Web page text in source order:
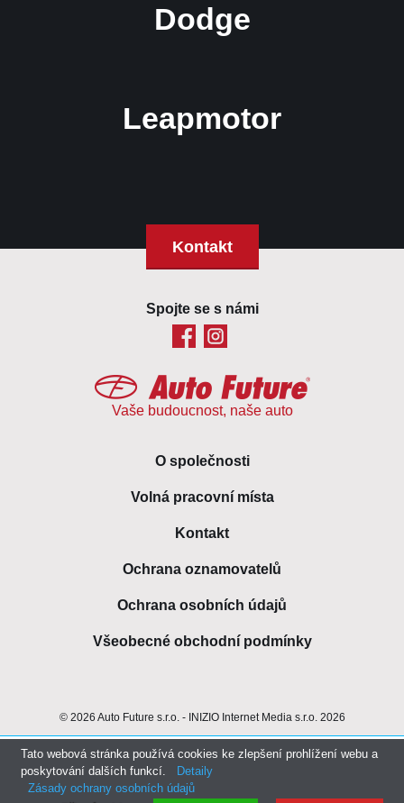
Tento web používá k poskytování služeb, personalizaci reklam a
analýze návštěvnosti soubory cookie. Používáním tohoto webu s
tím souhlasíte.
Další informace V pořádku
Dodge
Leapmotor
Kontakt
Spojte se s námi
Vaše budoucnost, naše auto
O společnosti
Volná pracovní místa
Kontakt
Ochrana oznamovatelů
Ochrana osobních údajů
Všeobecné obchodní podmínky
© 2026 Auto Future s.r.o. - INIZIO Internet Media s.r.o. 2026
Tato webová stránka používá cookies ke zlepšení prohlížení webu a
poskytování dalších funkcí.
Detaily
Zásady ochrany osobních údajů